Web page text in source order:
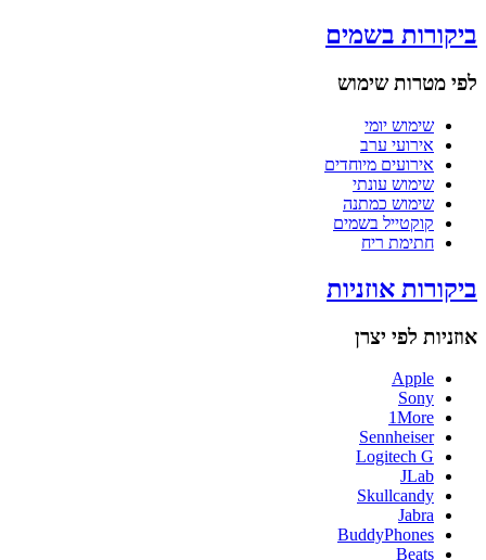
ביקורות בשמים
לפי מטרות שימוש
שימוש יומי
אירועי ערב
אירועים מיוחדים
שימוש עונתי
שימוש כמתנה
קוקטייל בשמים
חתימת ריח
ביקורות אוזניות
אוזניות לפי יצרן
Apple
Sony
1More
Sennheiser
Logitech G
JLab
Skullcandy
Jabra
BuddyPhones
Beats